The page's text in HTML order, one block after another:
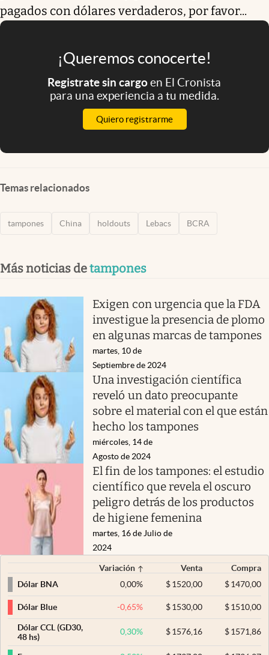
pagados con dólares verdaderos, por favor...
¡Queremos conocerte!
Registrate sin cargoen El Cronista
para una experiencia a tu medida.
Quiero registrarme
Temas relacionados
tampones China holdouts Lebacs BCRA
Más noticias detampones
Exigen con urgencia que la FDA
investigue la presencia de plomo
en algunas marcas de tampones
martes, 10 de
Septiembre de 2024
Una investigación científica
reveló un dato preocupante
sobre el material con el que están
hecho los tampones
miércoles, 14 de
Agosto de 2024
El fin de los tampones: el estudio
científico que revela el oscuro
peligro detrás de los productos
de higiene femenina
martes, 16 de Julio de
2024
Variación Venta
Compra
Dólar BNA
0,00% $ 1520,00 $1470,00
Dólar Blue -0,65% $ 1530,00 $1510,00
Dólar CCL (GD30,
48 hs)
0,30% $ 1576,16 $1571,86